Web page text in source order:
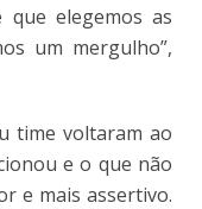
que elegemos as
um mergulho”,
time voltaram ao
e o que não
e mais assertivo.